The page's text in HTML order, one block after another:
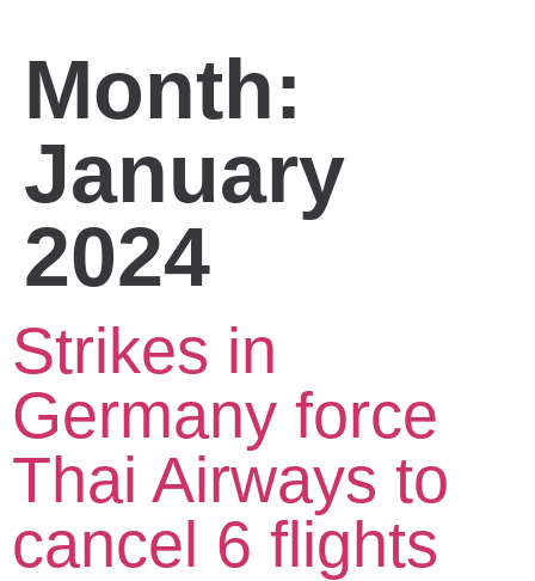
Month:
January
2024
Strikes in
Germany force
Thai Airways to
cancel 6 flights